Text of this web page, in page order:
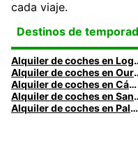
cada viaje.
Destinos de
Alquiler
Alquiler
Alquiler de coches en Cádiz
Alquiler
Alquiler de coches en Palma